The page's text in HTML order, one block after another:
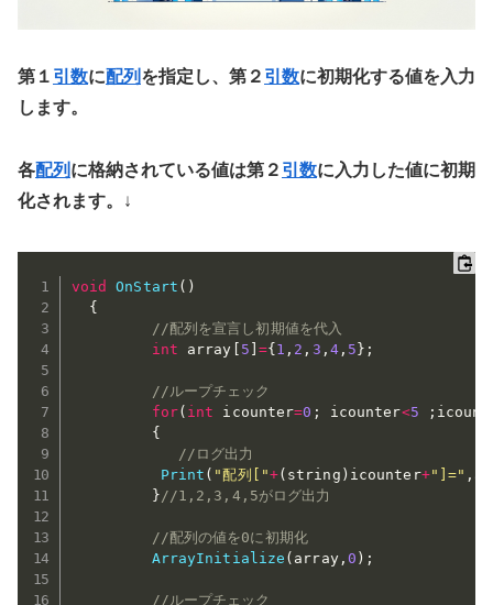
第１ 引数に配列 を指定し、第２ 引数に初期化する値を入力
します。
各配列 に格納されている値は第２ 引数に入力した値に初期
化されます。
↓
void OnStart ( )
{
//配列を宣言し初期値を代入
int array 5 ={ 1 , 2 , 3 , 4, 5 } ;
//ループチェック
for( int icounter=0 ; icounter<5 ;
{
//ログ出力
Print ( "配列["+( string ) icounter+"]=" ,
}//1,2,3,4,5がログ出力
//配列の値を0に初期化
ArrayInitialize ( array, 0 ) ;
//ループチェック